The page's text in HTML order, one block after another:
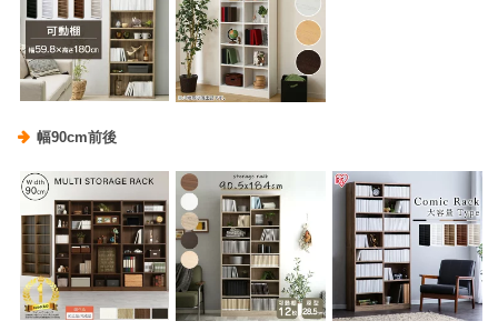
幅90cm前後